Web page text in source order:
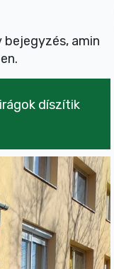
amin
díszítik